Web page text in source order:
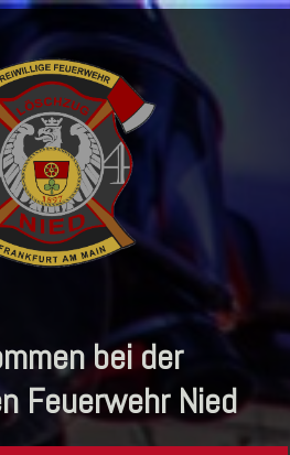
bei der
Feuerwehr Nied